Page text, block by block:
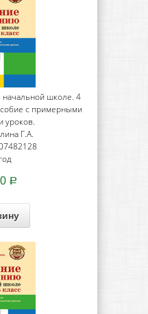
школе. 4
с примерными
уроков.
Г.А.
Р